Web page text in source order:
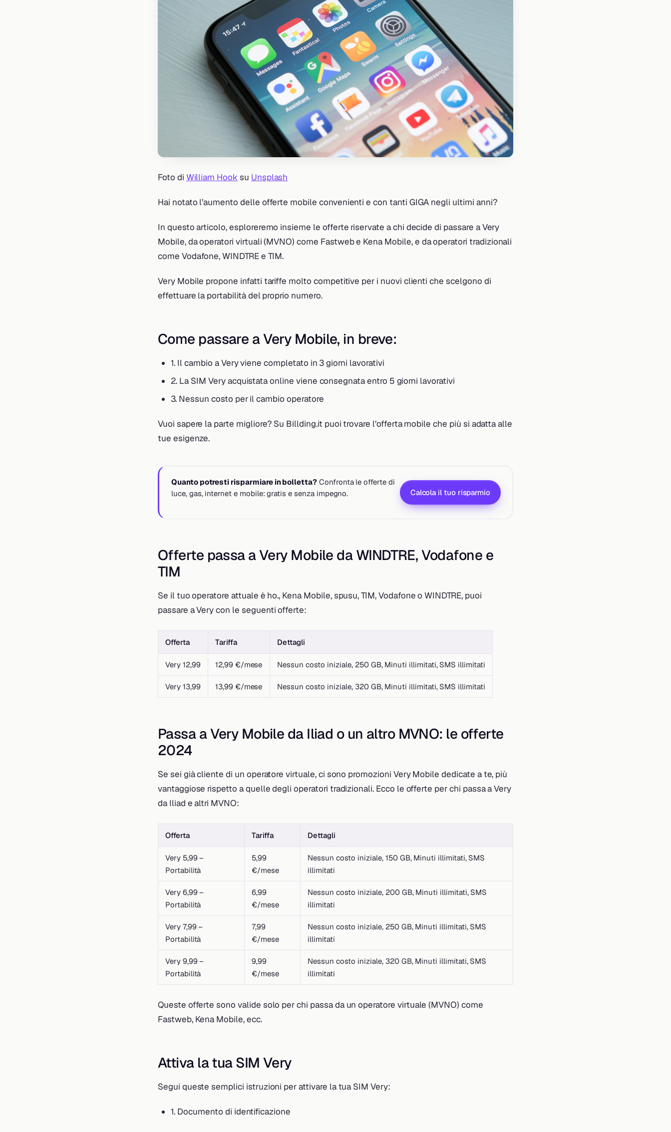
Foto di William Hook su Unsplash
Hai notato l’aumento delle offerte mobile convenienti e con tanti GIGA negli ultimi anni?
In questo articolo, esploreremo insieme le offerte riservate a chi decide di passare a Very
Mobile, da operatori virtuali (MVNO) come Fastweb e Kena Mobile, e da operatori tradizionali
come Vodafone, WINDTRE e TIM.
Very Mobile propone infatti tariffe molto competitive per i nuovi clienti che scelgono di
effettuare la portabilità del proprio numero.
Come passare a Very Mobile, in breve:
1. Il cambio a Very viene completato in 3 giorni lavorativi
2. La SIM Very acquistata online viene consegnata entro 5 giorni lavorativi
3. Nessun costo per il cambio operatore
Vuoi sapere la parte migliore? Su Billding.it puoi trovare l’offerta mobile che più si adatta alle
tue esigenze.
Quanto potresti risparmiare in bolletta?Confronta le offerte di
luce, gas, internet e mobile: gratis e senza impegno.
Calcola il tuo risparmio
Offerte passa a Very Mobile da WINDTRE, Vodafone e
TIM
Se il tuo operatore attuale è ho., Kena Mobile, spusu, TIM, Vodafone o WINDTRE, puoi
passare a Very con le seguenti offerte:
Offerta Tariffa Dettagli
Very 12,99 12,99 €/mese Nessun costo iniziale, 250 GB, Minuti illimitati, SMS illimitati
Very 13,99 13,99 €/mese Nessun costo iniziale, 320 GB, Minuti illimitati, SMS illimitati
Passa a Very Mobile da Iliad o un altro MVNO: le offerte
2024
Se sei già cliente di un operatore virtuale, ci sono promozioni Very Mobile dedicate a te, più
vantaggiose rispetto a quelle degli operatori tradizionali. Ecco le offerte per chi passa a Very
da Iliad e altri MVNO:
Offerta Tariffa Dettagli
Very 5,99 –
Portabilità
5,99
€/mese
Nessun costo iniziale, 150 GB, Minuti illimitati, SMS
illimitati
Very 6,99 –
Portabilità
6,99
€/mese
Nessun costo iniziale, 200 GB, Minuti illimitati, SMS
illimitati
Very 7,99 –
Portabilità
7,99
€/mese
Nessun costo iniziale, 250 GB, Minuti illimitati, SMS
illimitati
Very 9,99 –
Portabilità
9,99
€/mese
Nessun costo iniziale, 320 GB, Minuti illimitati, SMS
illimitati
Queste offerte sono valide solo per chi passa da un operatore virtuale (MVNO) come
Fastweb, Kena Mobile, ecc.
Attiva la tua SIM Very
Segui queste semplici istruzioni per attivare la tua SIM Very:
1. Documento di identificazione